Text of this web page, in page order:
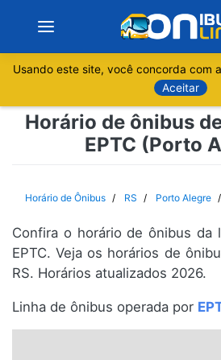
Sobre
Rio de Janeiro
Usando este site, você concorda com a
Aceitar
Horário de ônibus
EPTC (Porto
Horário de Ônibus RS Porto Alegre
Confira o horário de ônibus da
EPTC. Veja os horários de
RS. Horários atualizados 2026.
Linha de ônibus operada por